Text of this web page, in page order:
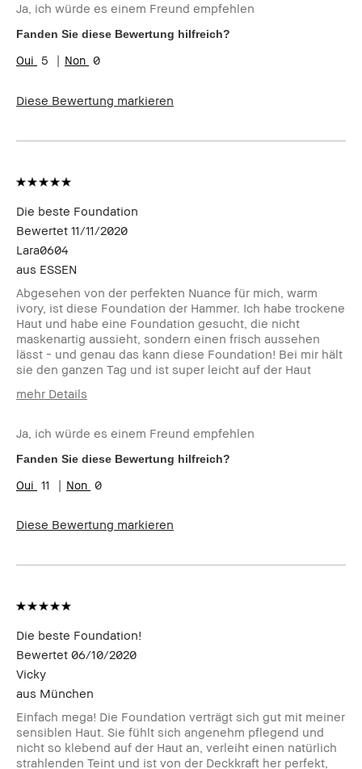
Hauttyp
Extra Trocken
Hautton
Sehr hell - Hell
Hautbedürfnis(se)
Produktvorteile
Einsteigerprodukt, Long-Wear,
Ja, ich würde es einem Freund empfehlen
Fanden Sie diese Bewertung hilfreich?
5 0
Diese Bewertung markieren
Die beste Foundation
Bewertet 11/11/2020
Lara0604
aus ESSEN
Abgesehen von der perfekten Nuance für mich, warm
ivory, ist diese Foundation der Hammer. Ich habe trockene
Haut und habe eine Foundation gesucht, die nicht
maskenartig aussieht, sondern einen frisch aussehen
lässt - und genau das kann diese Foundation! Bei mir hält
sie den ganzen Tag und ist super leicht auf der Haut
mehr Details
Hauttyp
Trocken
Hautton
Sehr hell - Hell
Hautbedürfnis(se)
Glow
Ja, ich würde es einem Freund empfehlen
Fanden Sie diese Bewertung hilfreich?
11 0
Diese Bewertung markieren
Die beste Foundation!
Bewertet 06/10/2020
Vicky
aus München
Einfach mega! Die Foundation verträgt sich gut mit meiner
sensiblen Haut. Sie fühlt sich angenehm pflegend und
nicht so klebend auf der Haut an, verleiht einen natürlich
strahlenden Teint und ist von der Deckkraft her perfekt,